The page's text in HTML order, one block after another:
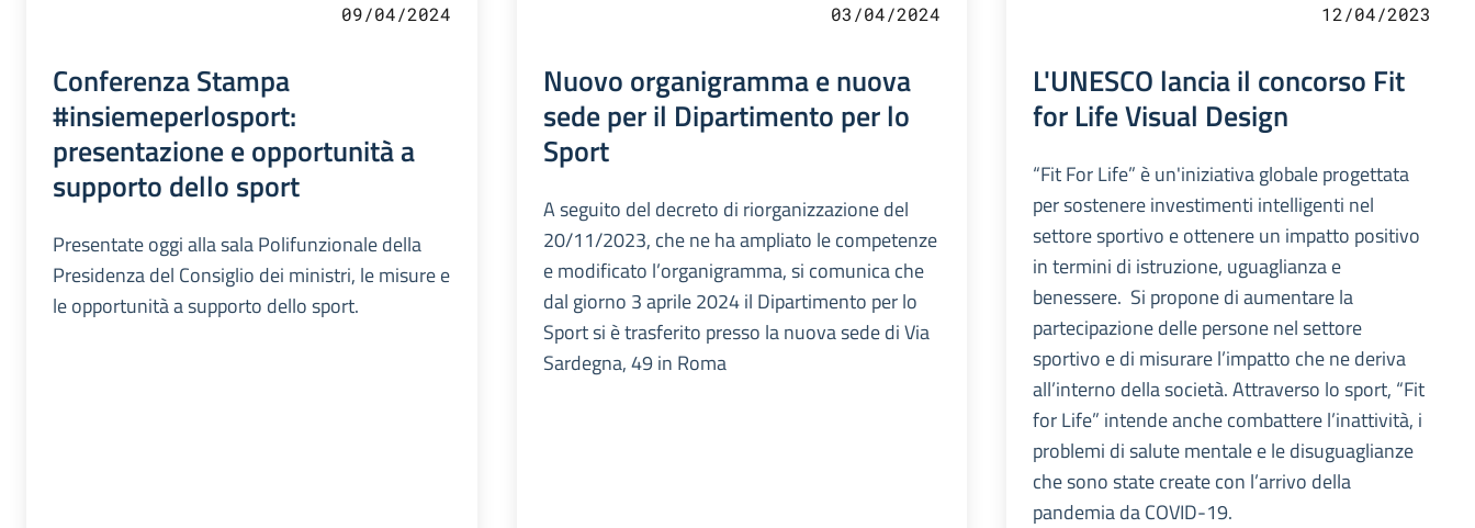
09/04/2024
Conferenza Stampa
#insiemeperlosport:
presentazione e opportunità a
supporto dello sport
Presentate oggi alla sala Polifunzionale della
Presidenza del Consiglio dei ministri, le misure e
le opportunità a supporto dello sport.
03/04/2024
Nuovo organigramma e nuova
sede per il Dipartimento per lo
Sport
A seguito del decreto di riorganizzazione del
20/11/2023, che ne ha ampliato le competenze
e modificato l’organigramma, si comunica che
dal giorno 3 aprile 2024 il Dipartimento per lo
Sport si è trasferito presso la nuova sede di Via
Sardegna, 49 in Roma
12/04/2023
L'UNESCO lancia il concorso Fit
for Life Visual Design
“Fit For Life” è un'iniziativa globale progettata
per sostenere investimenti intelligenti nel
settore sportivo e ottenere un impatto positivo
in termini di istruzione, uguaglianza e
benessere. Si propone di aumentare la
partecipazione delle persone nel settore
sportivo e di misurare l’impatto che ne deriva
all’interno della società. Attraverso lo sport, “Fit
for Life” intende anche combattere l’inattività, i
problemi di salute mentale e le disuguaglianze
che sono state create con l’arrivo della
pandemia da COVID-19.